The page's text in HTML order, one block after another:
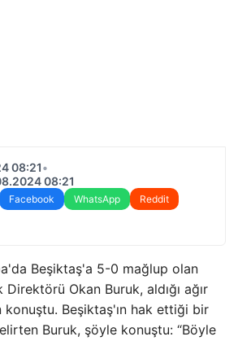
08:21•
08:21
Facebook WhatsApp
Reddit
Beşiktaş'a 5-0 mağlup olan
Okan Buruk, aldığı ağır
konuştu. Beşiktaş'ın hak ettiği bir
Buruk, şöyle konuştu: “Böyle